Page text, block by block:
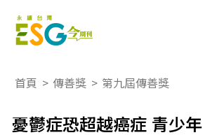
首頁 > 傳善獎 > 第九屆傳善獎
憂鬱症恐超越癌症 青少